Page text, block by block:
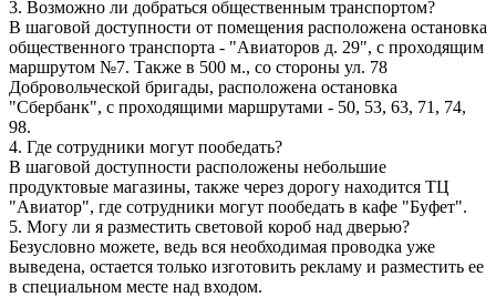
3. Возможно ли добраться общественным транспортом?
В шаговой доступности от помещения расположена остановка
общественного транспорта - "Авиаторов д. 29", с проходящим
маршрутом №7. Также в 500 м., со стороны ул. 78
Добровольческой бригады, расположена остановка
"Сбербанк", с проходящими маршрутами - 50, 53, 63, 71, 74,
98.
4. Где сотрудники могут пообедать?
В шаговой доступности расположены небольшие
продуктовые магазины, также через дорогу находится ТЦ
"Авиатор", где сотрудники могут пообедать в кафе "Буфет".
5. Могу ли я разместить световой короб над дверью?
Безусловно можете, ведь вся необходимая проводка уже
выведена, остается только изготовить рекламу и разместить ее
в специальном месте над входом.